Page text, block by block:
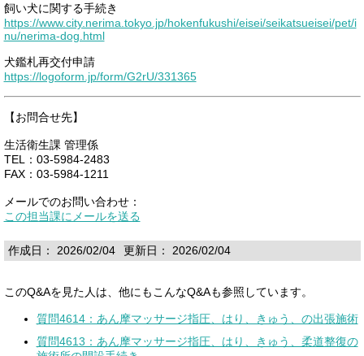
飼い犬に関する手続き
https://www.city.nerima.tokyo.jp/hokenfukushi/eisei/seikatsueisei/pet/i
nu/nerima-dog.html
犬鑑札再交付申請
https://logoform.jp/form/G2rU/331365
【お問合せ先】
生活衛生課 管理係
TEL：03-5984-2483
FAX：03-5984-1211
メールでのお問い合わせ：
この担当課にメールを送る
作成日： 2026/02/04 更新日： 2026/02/04
このQ&Aを見た人は、他にもこんなQ&Aも参照しています。
質問4614：あん摩マッサージ指圧、はり、きゅう、の出張施術
質問4613：あん摩マッサージ指圧、はり、きゅう、柔道整復の